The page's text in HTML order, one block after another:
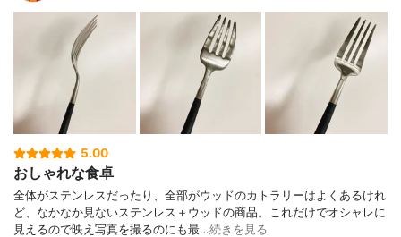
5.00
おしゃれな食卓
全体がステンレスだったり、全部がウッドのカトラリーはよくあるけれ
ど、なかなか見ないステンレス＋ウッドの商品。これだけでオシャレに
見えるので映え写真を撮るのにも最…続きを見る